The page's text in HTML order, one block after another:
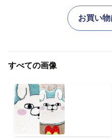
お買い
すべての画像